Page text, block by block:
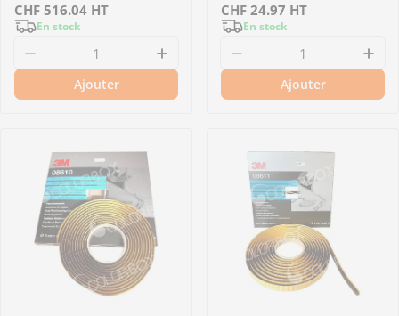
Prix
régulier
CHF 516.04 HT
En stock
Diminuer la quantité pour POWERLINE_II -
Augmenter la quantité pour
Ajouter
Prix
régulier
CHF 24.97 HT
En stock
Diminuer la
Ajouter